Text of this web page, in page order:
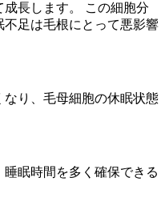
長します。 この細胞分
不足は毛根にとって悪影響
り、毛母細胞の休眠状態
眠時間を多く確保できる